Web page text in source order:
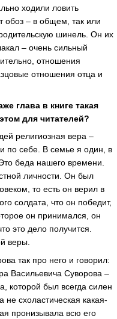
ходили ловить
обоз – в общем, так или
шинель. Он их
– очень сильный
отношения
отношения отца и
глава в книге такая
для читателей?
религиозная вера –
по себе. В семье я один, в
беда нашего времени.
личности. Он был
то есть он верил в
солдата, что он победит,
он принимался, он
это дело получится.
веры.
так про него и говорил:
Васильевича Суворова –
которой был всегда силен
не схоластическая какая-
пронизывала всю его